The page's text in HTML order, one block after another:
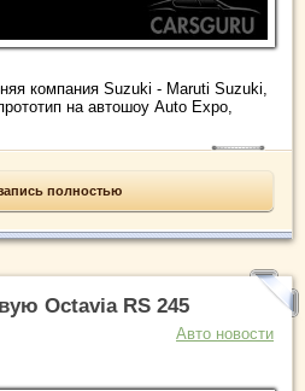
компания Suzuki - Maruti Suzuki,
на автошоу Auto Expo,
полностью
Octavia RS 245
Авто новости